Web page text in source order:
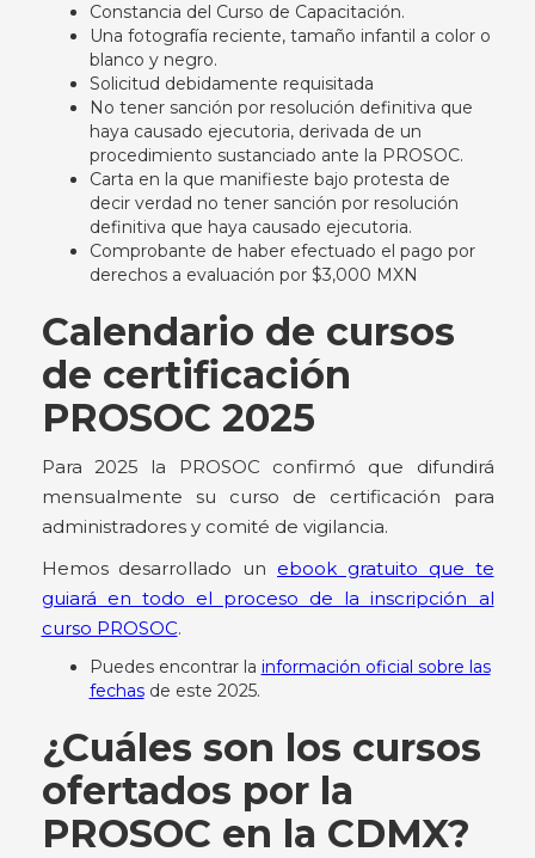
Constancia del Curso de Capacitación.
Una fotografía reciente, tamaño infantil a color o
blanco y negro.
Solicitud debidamente requisitada
No tener sanción por resolución definitiva que
haya causado ejecutoria, derivada de un
procedimiento sustanciado ante la PROSOC.
Carta en la que manifieste bajo protesta de
decir verdad no tener sanción por resolución
definitiva que haya causado ejecutoria.
Comprobante de haber efectuado el pago por
derechos a evaluación por $3,000 MXN
Calendario de cursos
de certificación
PROSOC 2025
Para 2025 la PROSOC confirmó que difundirá
mensualmente su curso de certificación para
administradores y comité de vigilancia.
Hemos desarrollado un ebook gratuito que te
guiará en todo el proceso de la inscripción al
curso PROSOC.
Puedes encontrar la información oficial sobre las
fechasde este 2025.
¿Cuáles son los cursos
ofertados por la
PROSOC en la CDMX?